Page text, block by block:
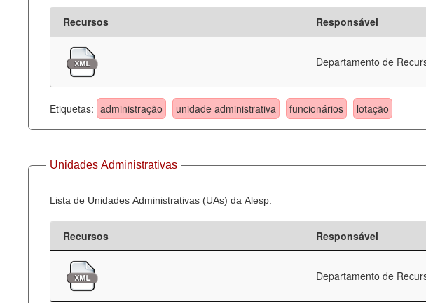
Recursos Responsável
Departamento de
Etiquetas: administração unidade administrativa funcionários lotação
Unidades Administrativas
Lista de Unidades Administrativas (UAs) da Alesp.
Recursos Responsável
Departamento de